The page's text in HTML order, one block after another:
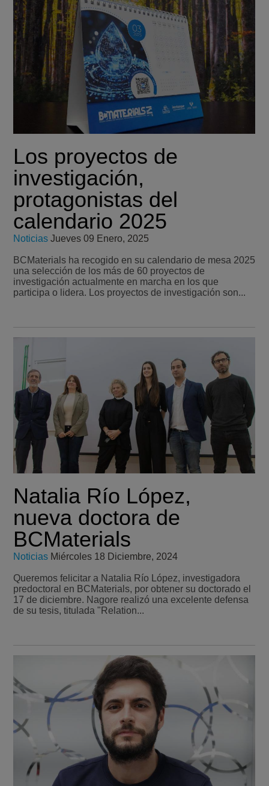
Los proyectos de
investigación,
protagonistas del
calendario 2025
Noticias Jueves 09 Enero, 2025
BCMaterials ha recogido en su calendario de mesa 2025
una selección de los más de 60 proyectos de
investigación actualmente en marcha en los que
participa o lidera. Los proyectos de investigación son...
Natalia Río López,
nueva doctora de
BCMaterials
Noticias Miércoles 18 Diciembre, 2024
Queremos felicitar a Natalia Río López, investigadora
predoctoral en BCMaterials, por obtener su doctorado el
17 de diciembre. Nagore realizó una excelente defensa
de su tesis, titulada "Relation...